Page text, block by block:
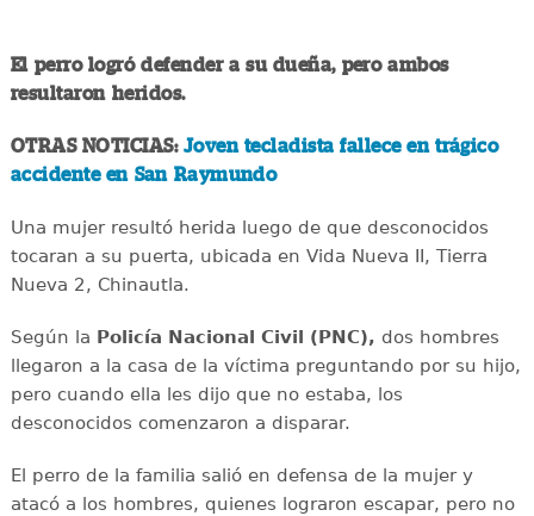
El perro logró defender a su dueña, pero ambos
resultaron heridos.
OTRAS NOTICIAS: Joven tecladista fallece en trágico
accidente en San Raymundo
Una mujer resultó herida luego de que desconocidos
tocaran a su puerta, ubicada en Vida Nueva II, Tierra
Nueva 2, Chinautla.
Según la Policía Nacional Civil (PNC), dos hombres
llegaron a la casa de la víctima preguntando por su hijo,
pero cuando ella les dijo que no estaba, los
desconocidos comenzaron a disparar.
El perro de la familia salió en defensa de la mujer y
atacó a los hombres, quienes lograron escapar, pero no